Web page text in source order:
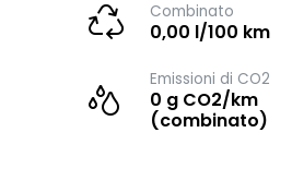
Combinato
0,00 l/100 km
Emissioni di CO2
0 g CO2/km
(combinato)